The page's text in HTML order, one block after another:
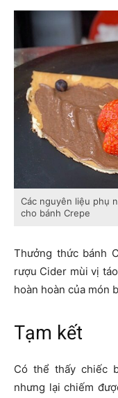
Các nguyên liệu phụ
cho bánh Crepe
Thưởng thức bánh
rượu Cider mùi vị
hoàn hoàn của món
Tạm kết
Có thể thấy chiếc
nhưng lại chiếm